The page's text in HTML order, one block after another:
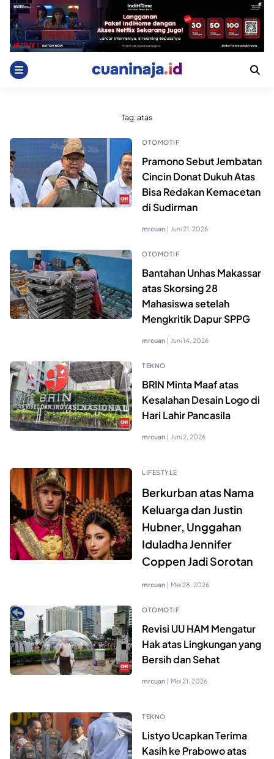
Skip
content
Tag:atas
OTOMOTIF
Pramono Sebut Jembatan
Cincin Donat Dukuh Atas
Bisa Redakan Kemacetan
di Sudirman
mrcuan | Juni 21, 2026
OTOMOTIF
Bantahan Unhas Makassar
atas Skorsing 28
Mahasiswa setelah
Mengkritik Dapur SPPG
mrcuan | Juni 14, 2026
TEKNO
BRIN Minta Maaf atas
Kesalahan Desain Logo di
Hari Lahir Pancasila
mrcuan | Juni 2, 2026
LIFESTYLE
Berkurban atas Nama
Keluarga dan Justin
Hubner, Unggahan
Iduladha Jennifer
Coppen Jadi Sorotan
mrcuan | Mei 28, 2026
OTOMOTIF
Revisi UU HAM Mengatur
Hak atas Lingkungan yang
Bersih dan Sehat
mrcuan | Mei 21, 2026
TEKNO
Listyo Ucapkan Terima
Kasih ke Prabowo atas